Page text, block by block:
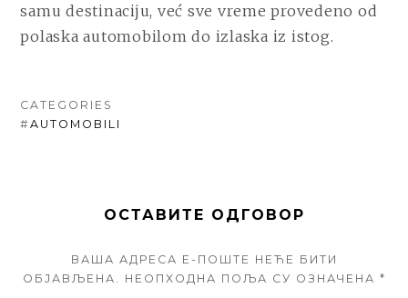
samu destinaciju, već sve vreme provedeno od
polaska automobilom do izlaska iz istog.
CATEGORIES
#AUTOMOBILI
ОСТАВИТЕ ОДГОВОР
ВАША АДРЕСА Е-ПОШТЕ НЕЋЕ БИТИ
ОБЈАВЉЕНА.
НЕОПХОДНА ПОЉА СУ ОЗНАЧЕНА *